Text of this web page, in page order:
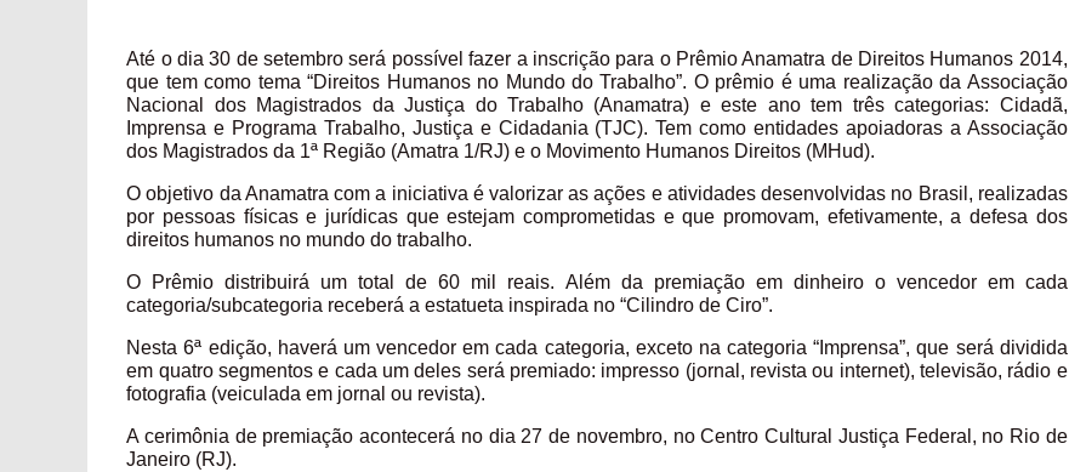
Até o dia 30 de setembro será possível fazer a inscrição para o Prêmio Anamatra de Direitos Humanos 2014,
que tem como tema “Direitos Humanos no Mundo do Trabalho”. O prêmio é uma realização da Associação
Nacional dos Magistrados da Justiça do Trabalho (Anamatra) e este ano tem três categorias: Cidadã,
Imprensa e Programa Trabalho, Justiça e Cidadania (TJC). Tem como entidades apoiadoras a Associação
dos Magistrados da 1ª Região (Amatra 1/RJ) e o Movimento Humanos Direitos (MHud).
O objetivo da Anamatra com a iniciativa é valorizar as ações e atividades desenvolvidas no Brasil, realizadas
por pessoas físicas e jurídicas que estejam comprometidas e que promovam, efetivamente, a defesa dos
direitos humanos no mundo do trabalho.
O Prêmio distribuirá um total de 60 mil reais. Além da premiação em dinheiro o vencedor em cada
categoria/subcategoria receberá a estatueta inspirada no “Cilindro de Ciro”.
Nesta 6ª edição, haverá um vencedor em cada categoria, exceto na categoria “Imprensa”, que será dividida
em quatro segmentos e cada um deles será premiado: impresso (jornal, revista ou internet), televisão, rádio e
fotografia (veiculada em jornal ou revista).
A cerimônia de premiação acontecerá no dia 27 de novembro, no Centro Cultural Justiça Federal, no Rio de
Janeiro (RJ).